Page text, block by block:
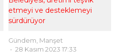
Gündem Manşet
28 Kasım 2023 17:33